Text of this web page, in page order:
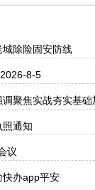
除险固安防线
8-5
聚焦实战夯实基
照通知
议
快办app平安